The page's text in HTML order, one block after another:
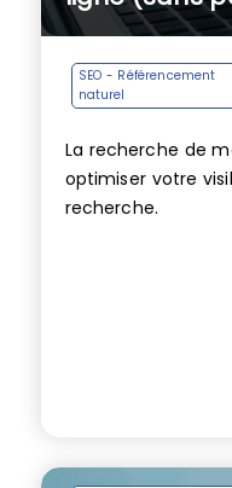
SEO - Référencement
naturel
La recherche de
optimiser votre
recherche.